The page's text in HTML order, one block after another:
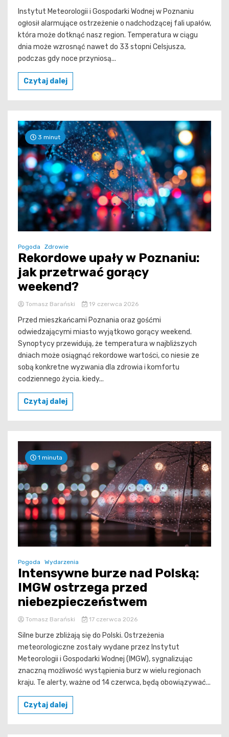
Instytut Meteorologii i Gospodarki Wodnej w Poznaniu
ogłosił alarmujące ostrzeżenie o nadchodzącej fali upałów,
która może dotknąć nasz region. Temperatura w ciągu
dnia może wzrosnąć nawet do 33 stopni Celsjusza,
podczas gdy noce przyniosą...
Czytaj dalej
3 minut
Pogoda Zdrowie
Rekordowe upały w Poznaniu:
jak przetrwać gorący
weekend?
Tomasz Barański 19 czerwca 2026
Przed mieszkańcami Poznania oraz gośćmi
odwiedzającymi miasto wyjątkowo gorący weekend.
Synoptycy przewidują, że temperatura w najbliższych
dniach może osiągnąć rekordowe wartości, co niesie ze
sobą konkretne wyzwania dla zdrowia i komfortu
codziennego życia. kiedy...
Czytaj dalej
1 minuta
Pogoda Wydarzenia
Intensywne burze nad Polską:
IMGW ostrzega przed
niebezpieczeństwem
Tomasz Barański 17 czerwca 2026
Silne burze zbliżają się do Polski. Ostrzeżenia
meteorologiczne zostały wydane przez Instytut
Meteorologii i Gospodarki Wodnej (IMGW), sygnalizując
znaczną możliwość wystąpienia burz w wielu regionach
kraju. Te alerty, ważne od 14 czerwca, będą obowiązywać...
Czytaj dalej